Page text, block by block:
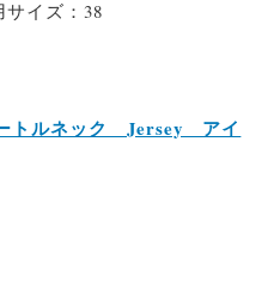
イズ：38
トルネック Jersey アイ